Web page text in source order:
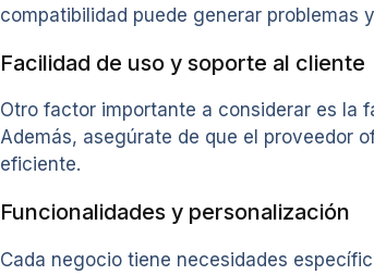
compatibilidad puede generar problemas
Facilidad de uso y soporte al cliente
Otro factor importante a considerar es la
Además, asegúrate de que el proveedor
eficiente.
Funcionalidades y personalización
Cada negocio tiene necesidades